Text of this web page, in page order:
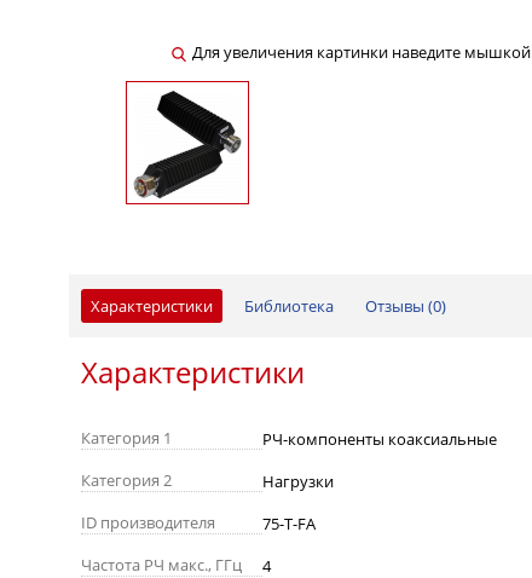
Для увеличения картинки наведите мышкой
Характеристики Библиотека Отзывы (0)
Характеристики
Категория 1
РЧ-компоненты коаксиальные
Категория 2
Нагрузки
ID производителя
75-T-FA
Частота РЧ макс., ГГц
4